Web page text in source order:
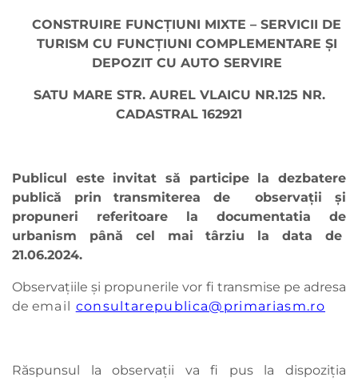
CONSTRUIRE FUNCȚIUNI MIXTE – SERVICII DE
TURISM CU FUNCȚIUNI COMPLEMENTARE ȘI
DEPOZIT CU AUTO SERVIRE
SATU MARE STR. AUREL VLAICU NR.125 NR.
CADASTRAL 162921
Publicul este invitat să participe la dezbatere
publică prin transmiterea de observaţii şi
propuneri referitoare la documentatia de
urbanism până cel mai târziu la data de
21.06.2024.
Observaţiile și propunerile vor fi transmise pe adresa
de email consultarepublica@primariasm.ro
Răspunsul la observaţii va fi pus la dispoziţia